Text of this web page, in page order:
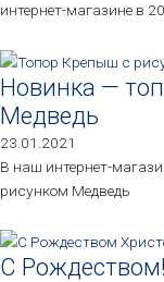
интернет-магазине в
Новинка —
Медведь
23.01.2021
В наш интернет-
рисунком Медведь
С Рождеством!